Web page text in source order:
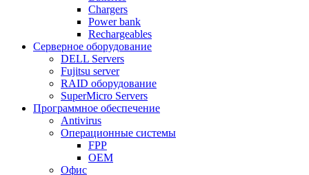
Chargers
Power bank
Rechargeables
Серверное оборудование
DELL Servers
Fujitsu server
RAID оборудование
SuperMicro Servers
Программное обеспечение
Antivirus
Операционные системы
FPP
OEM
Офис